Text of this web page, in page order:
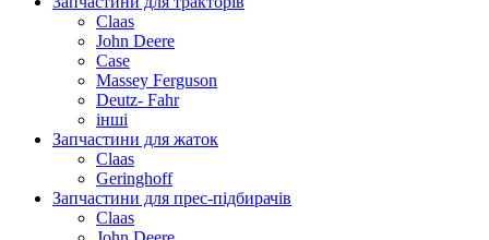
Claas
John Deere
Case
Massey Ferguson
Deutz- Fahr
інші
Запчастини для жаток
Claas
Geringhoff
Запчастини для прес-підбирачів
Claas